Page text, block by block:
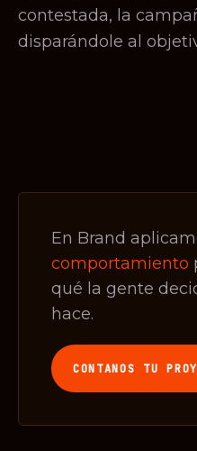
contestada, la
disparándole al
En Brand
comportamiento
qué la gente
hace.
CONTANOS TU